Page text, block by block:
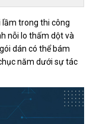
lầm trong thi công
nỗi lo thấm dột và
dán có thể bám
năm dưới sự tác